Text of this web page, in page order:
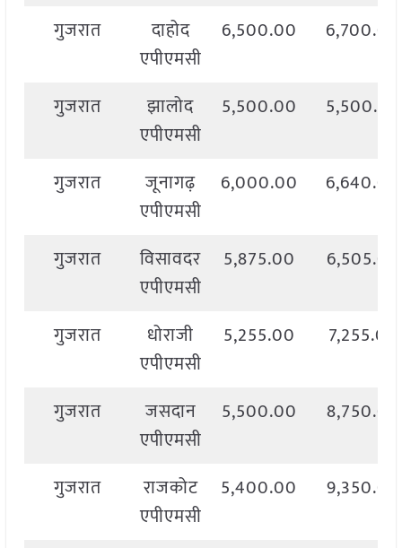
गुजरात
दाहोद
एपीएमसी
6,500.00 6,700.00
गुजरात
झालोद
एपीएमसी
5,500.00 5,500.00
गुजरात
जूनागढ़
एपीएमसी
6,000.00 6,640.00
गुजरात
विसावदर
एपीएमसी
5,875.00 6,505.00
गुजरात
धोराजी
एपीएमसी
5,255.00 7,255.00
गुजरात
जसदान
एपीएमसी
5,500.00 8,750.00
गुजरात
राजकोट
एपीएमसी
5,400.00 9,350.00